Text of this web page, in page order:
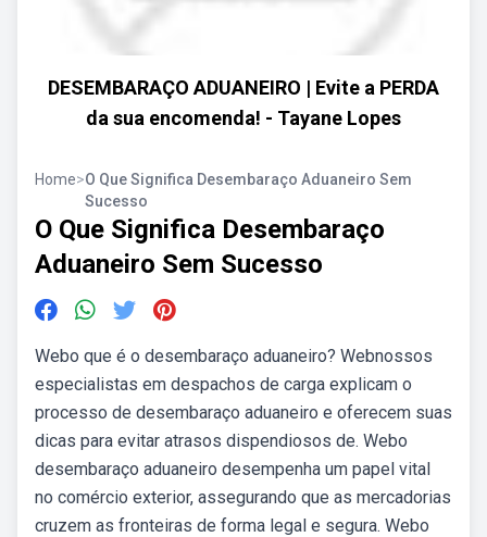
DESEMBARAÇO ADUANEIRO | Evite a PERDA
da sua encomenda! - Tayane Lopes
Home>O Que Significa Desembaraço Aduaneiro Sem
Sucesso
O Que Significa Desembaraço
Aduaneiro Sem Sucesso
Webo que é o desembaraço aduaneiro? Webnossos
especialistas em despachos de carga explicam o
processo de desembaraço aduaneiro e oferecem suas
dicas para evitar atrasos dispendiosos de. Webo
desembaraço aduaneiro desempenha um papel vital
no comércio exterior, assegurando que as mercadorias
cruzem as fronteiras de forma legal e segura. Webo